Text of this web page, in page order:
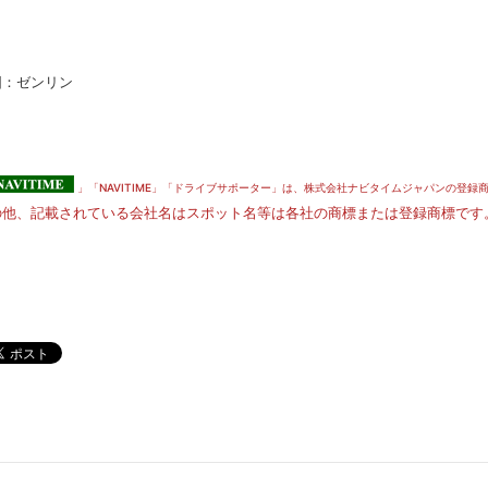
ゼンリン
」「NAVITIME」「ドライブサポーター」は、株式会社ナビタイムジャパンの登録商
、記載されている会社名はスポット名等は各社の商標または登録商標です